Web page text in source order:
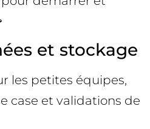
et stockage
les petites équipes,
case et validations de